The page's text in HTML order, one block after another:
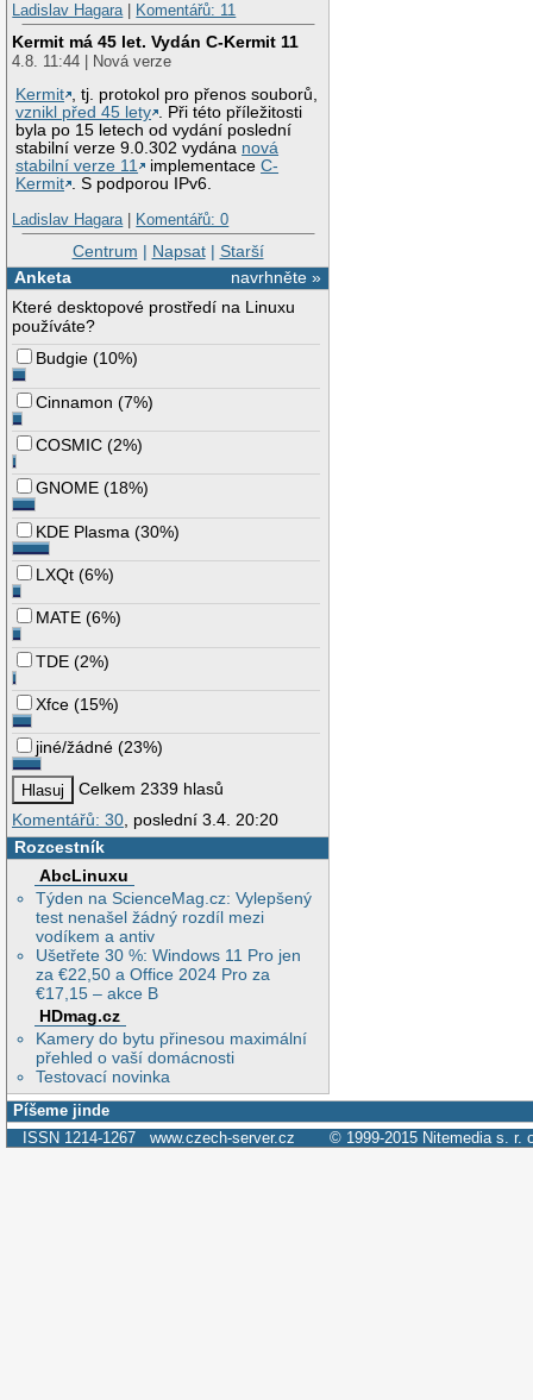
Ladislav Hagara| Komentářů: 11
Kermit má 45 let. Vydán C-Kermit 11
4.8. 11:44 | Nová verze
Kermit , tj. protokol pro přenos souborů,
vznikl před 45 lety . Při této příležitosti
byla po 15 letech od vydání poslední
stabilní verze 9.0.302 vydána nová
stabilní verze 11
implementaceC-
Kermit . S podporou IPv6.
Ladislav Hagara| Komentářů: 0
Centrum | Napsat| Starší
navrhněte »
Anketa
Které desktopové prostředí na Linuxu
používáte?
Budgie (10%)
Cinnamon (7%)
COSMIC (2%)
GNOME (18%)
KDE Plasma (30%)
LXQt (6%)
MATE (6%)
TDE (2%)
Xfce (15%)
jiné/žádné (23%)
Celkem 2339 hlasů
Komentářů: 30 , poslední 3.4. 20:20
Rozcestník
AbcLinuxu
Týden na ScienceMag.cz: Vylepšený
test nenašel žádný rozdíl mezi
vodíkem a antiv
Ušetřete 30 %: Windows 11 Pro jen
za €22,50 a Office 2024 Pro za
€17,15 – akce B
HDmag.cz
Kamery do bytu přinesou maximální
přehled o vaší domácnosti
Testovací novinka
Píšeme jinde
ISSN 1214-1267 www.czech-server.cz © 1999-2015 Nitemedia s. r.